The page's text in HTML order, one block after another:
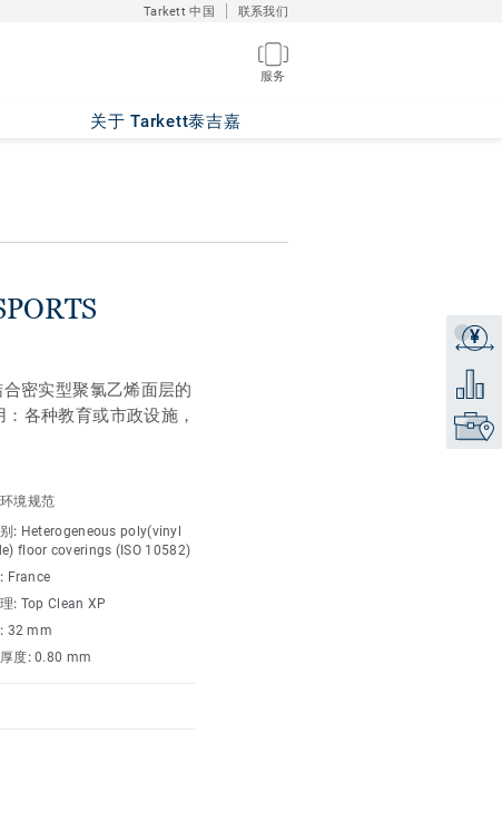
Tarkett 中国 联系我们
服务
关于 Tarkett泰吉嘉
KAKI
¥
获取报
添加到
找到销
密实型聚氯乙烯面层的
各种教育或市政设施，
境规范
: Heterogeneous poly(vinyl
floor coverings (ISO 10582)
France
: Top Clean XP
32 mm
度:0.80 mm